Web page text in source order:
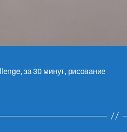
,за 30 минут, рисование